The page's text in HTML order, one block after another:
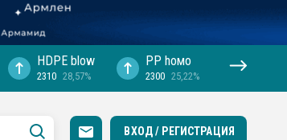
HDPE blow
2310 28,57%
PP hомо
2300 25,22%
ВХОД / РЕГИСТРАЦИЯ